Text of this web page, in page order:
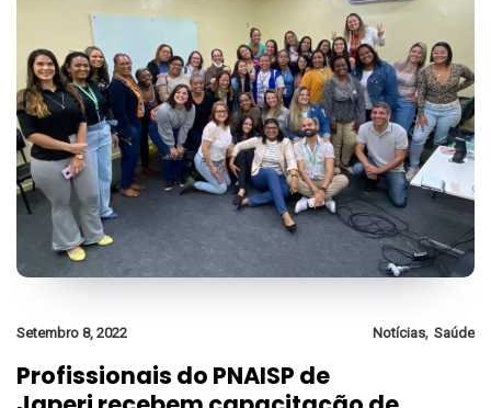
Setembro 8, 2022 Notícias, Saúde
Profissionais do PNAISP de